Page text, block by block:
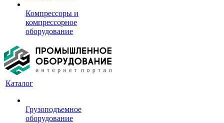
Компрессоры и
компрессорное
оборудование
Каталог
Грузоподъемное
оборудование